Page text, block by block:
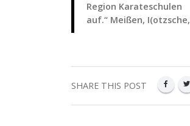
Region Karateschulen
auf.“ Meißen, I(otzsche,
SHARE THIS POST